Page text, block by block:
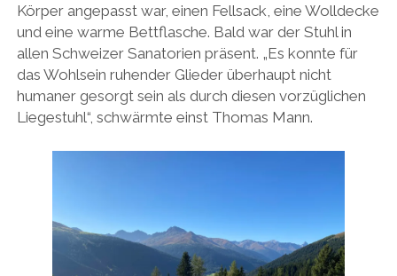
Körper angepasst war, einen Fellsack, eine Wolldecke
und eine warme Bettflasche. Bald war der Stuhl in
allen Schweizer Sanatorien präsent. „Es konnte für
das Wohlsein ruhender Glieder überhaupt nicht
humaner gesorgt sein als durch diesen vorzüglichen
Liegestuhl“, schwärmte einst Thomas Mann.